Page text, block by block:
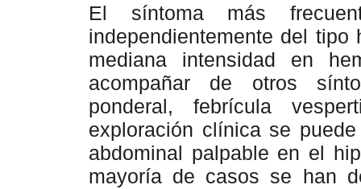
El síntoma más
independientemente del
mediana intensidad en
acompañar de otros
ponderal, febrícula
exploración clínica se
abdominal palpable en el
mayoría de casos se han